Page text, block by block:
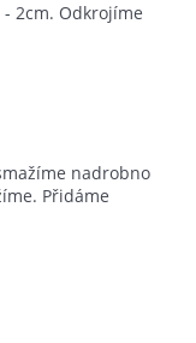
2cm. Odkrojíme
nadrobno
Přidáme